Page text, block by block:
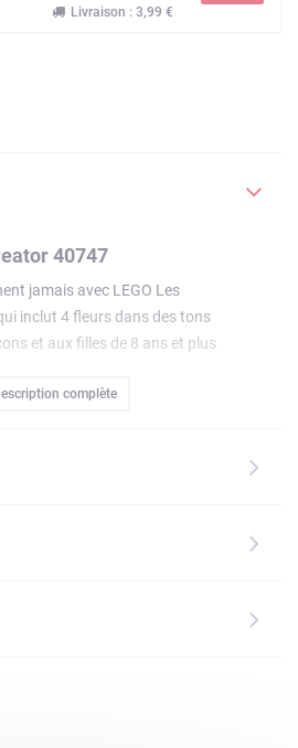
Livraison : 3,99 €
40747
jamais avec LEGO Les
inclut 4 fleurs dans des tons
et aux filles de 8 ans et plus
jaunes et 2 jonquilles blanches,
seules ou combinées
taille.
complète